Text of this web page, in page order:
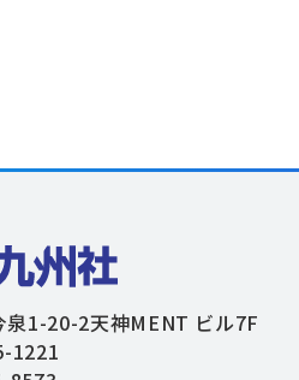
泉1-20-2天神MENT ビル7F
1221